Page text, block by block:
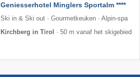
Geniesserhotel Minglers Sportalm ****
Ski in & Ski out · Gourmetkeuken · Alpin-spa
Kirchberg in Tirol
· 50 m vanaf het skigebied